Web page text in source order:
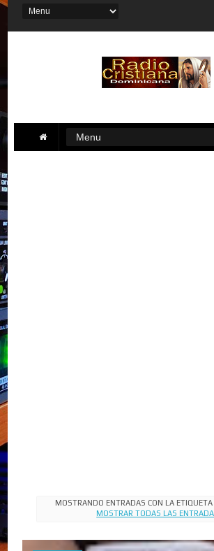
MOSTRANDO ENTRADAS CON LA ETIQUETA
MOSTRAR TODAS LAS